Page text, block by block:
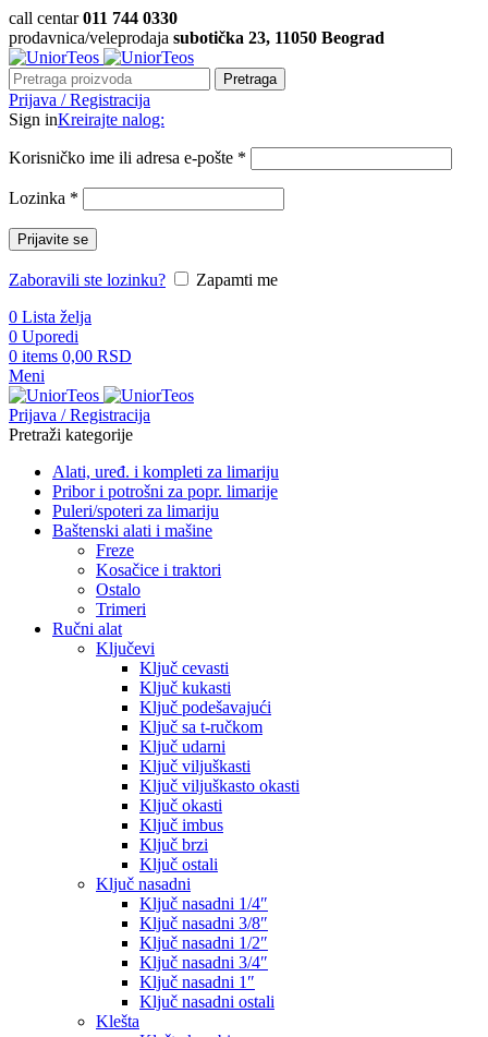
call centar011 744 0330
prodavnica/veleprodaja subotička 23, 11050 Beograd
Pretraga
Prijava / Registracija
Sign inKreirajte nalog:
Korisničko ime ili adresa e-pošte *
Lozinka *
Prijavite se
Zaboravili ste lozinku?
Zapamti me
0 Lista želja
0 Uporedi
0 items 0,00 RSD
Meni
Prijava / Registracija
Pretraži kategorije
Alati, uređ. i kompleti za limariju
Pribor i potrošni za popr. limarije
Puleri/spoteri za limariju
Baštenski alati i mašine
Freze
Kosačice i traktori
Ostalo
Trimeri
Ručni alat
Ključevi
Ključ cevasti
Ključ kukasti
Ključ podešavajući
Ključ sa t-ručkom
Ključ udarni
Ključ viljuškasti
Ključ viljuškasto okasti
Ključ okasti
Ključ imbus
Ključ brzi
Ključ ostali
Ključ nasadni
Ključ nasadni 1/4″
Ključ nasadni 3/8″
Ključ nasadni 1/2″
Ključ nasadni 3/4″
Ključ nasadni 1″
Ključ nasadni ostali
Klešta